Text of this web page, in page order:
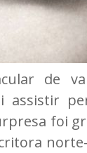
de
assistir
foi